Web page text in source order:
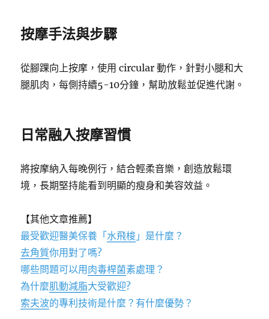
按摩手法與步驟
從腳踝向上按摩，使用 circular 動作，針對小腿和大
腿肌肉，每側持續5-10分鐘，幫助放鬆並促進代謝。
日常融入按摩習慣
將按摩納入每晚例行，結合輕柔音樂，創造放鬆環
境，長期堅持能看到明顯的瘦身和美容效益。
【其他文章推薦】
最受歡迎醫美保養「水飛梭 」是什麼？
去角質你用對了嗎?
哪些問題可以用 肉毒桿菌素處理？
為什麼肌動減脂大受歡迎?
索夫波的專利技術是什麼？有什麼優勢？